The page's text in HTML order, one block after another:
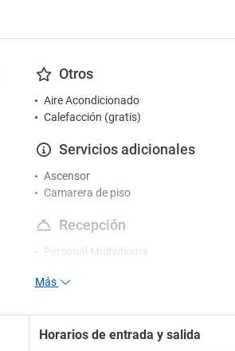
Otros
Aire Acondicionado
Calefacción (gratis)
Servicios adicionales
Ascensor
Camarera de piso
Recepción
Personal Multiidioma
Servicio de conserjería
Entretenimiento
Más
Horarios de entrada y salida